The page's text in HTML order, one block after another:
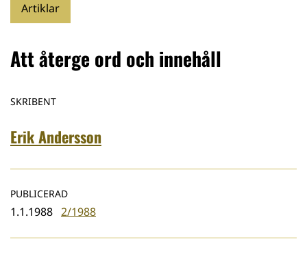
Artiklar
Att återge ord och innehåll
SKRIBENT
Erik Andersson
PUBLICERAD
1.1.1988 2/1988